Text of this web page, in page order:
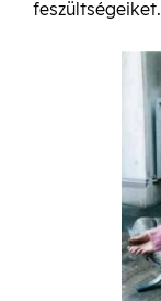
feszültségeiket.